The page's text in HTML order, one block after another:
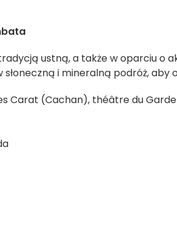
ustną, a także w oparciu o
i mineralną podróż, aby
Carat (Cachan), théâtre du